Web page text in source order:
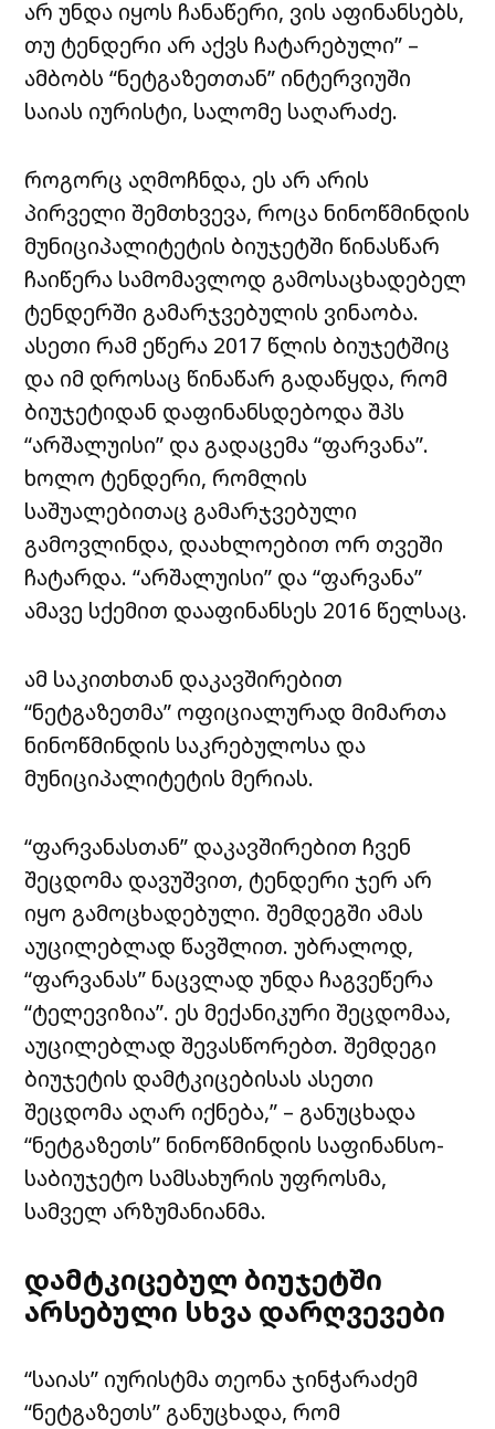
არ უნდა იყოს ჩანაწერი, ვის აფინანსებს,
თუ ტენდერი არ აქვს ჩატარებული” –
ამბობს “ნეტგაზეთთან” ინტერვიუში
საიას იურისტი, სალომე საღარაძე.
როგორც აღმოჩნდა, ეს არ არის
პირველი შემთხვევა, როცა ნინოწმინდის
მუნიციპალიტეტის ბიუჯეტში წინასწარ
ჩაიწერა სამომავლოდ გამოსაცხადებელ
ტენდერში გამარჯვებულის ვინაობა.
ასეთი რამ ეწერა 2017 წლის ბიუჯეტშიც
და იმ დროსაც წინაწარ გადაწყდა, რომ
ბიუჯეტიდან დაფინანსდებოდა შპს
“არშალუისი” და გადაცემა “ფარვანა”.
ხოლო ტენდერი, რომლის
საშუალებითაც გამარჯვებული
გამოვლინდა, დაახლოებით ორ თვეში
ჩატარდა. “არშალუისი” და “ფარვანა”
ამავე სქემით დააფინანსეს 2016 წელსაც.
ამ საკითხთან დაკავშირებით
“ნეტგაზეთმა” ოფიციალურად მიმართა
ნინოწმინდის საკრებულოსა და
მუნიციპალიტეტის მერიას.
“ფარვანასთან” დაკავშირებით ჩვენ
შეცდომა დავუშვით, ტენდერი ჯერ არ
იყო გამოცხადებული. შემდეგში ამას
აუცილებლად წავშლით. უბრალოდ,
“ფარვანას” ნაცვლად უნდა ჩაგვეწერა
“ტელევიზია”. ეს მექანიკური შეცდომაა,
აუცილებლად შევასწორებთ. შემდეგი
ბიუჯეტის დამტკიცებისას ასეთი
შეცდომა აღარ იქნება,” – განუცხადა
“ნეტგაზეთს” ნინოწმინდის საფინანსო-
საბიუჯეტო სამსახურის უფროსმა,
სამველ არზუმანიანმა.
დამტკიცებულ ბიუჯეტში
არსებული სხვა დარღვევები
“საიას” იურისტმა თეონა ჯინჭარაძემ
“ნეტგაზეთს” განუცხადა, რომ